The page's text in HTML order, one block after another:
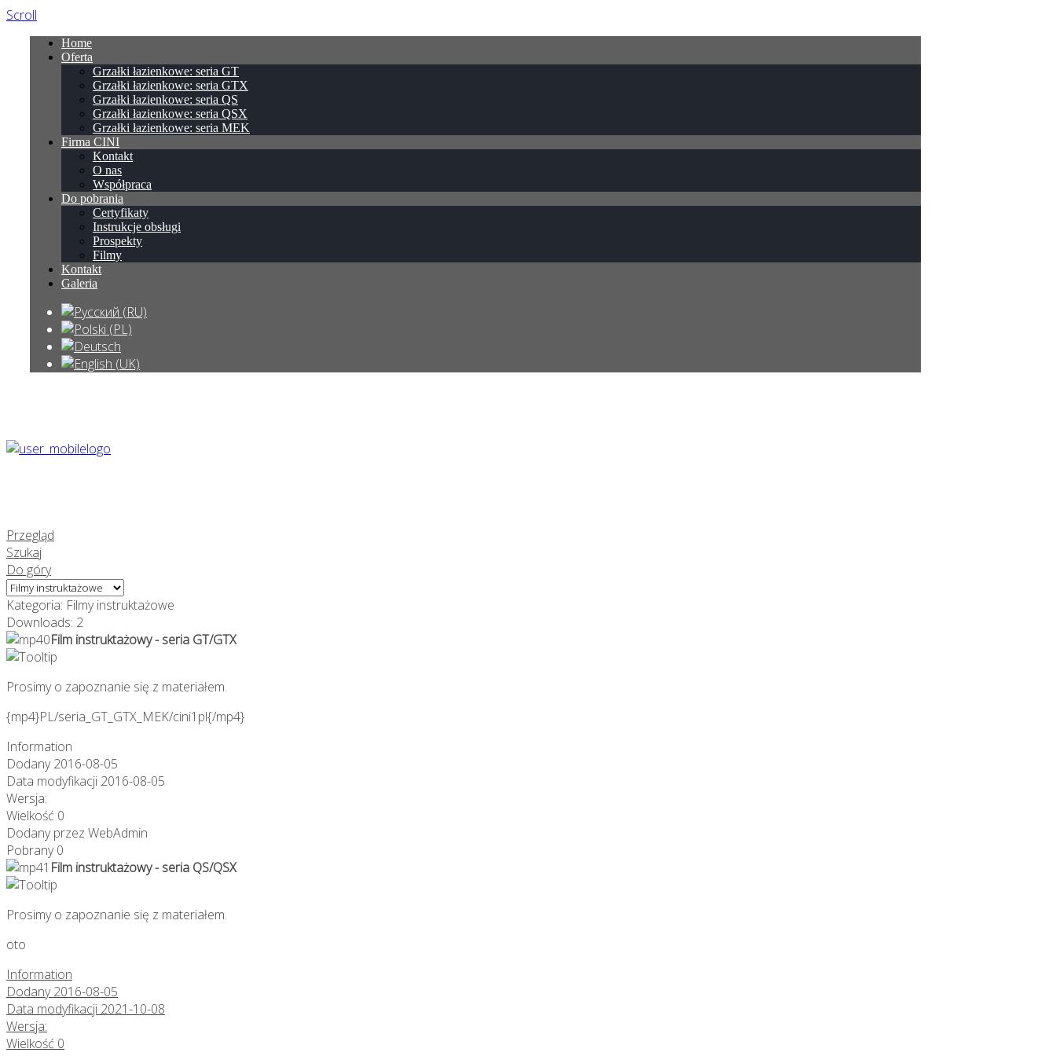
Scroll
Home
Oferta
Grzałki łazienkowe: seria GT
Grzałki łazienkowe: seria GTX
Grzałki łazienkowe: seria QS
Grzałki łazienkowe: seria QSX
Grzałki łazienkowe: seria MEK
Firma CINI
Kontakt
O nas
Współpraca
Do pobrania
Certyfikaty
Instrukcje obsługi
Prospekty
Filmy
Kontakt
Galeria
Przegląd
Szukaj
Do góry
Kategoria: Filmy instruktażowe
Downloads: 2
Film instruktażowy - seria GT/GTX
Prosimy o zapoznanie się z materiałem.
{mp4}PL/seria_GT_GTX_MEK/cini1pl{/mp4}
Information
Dodany 2016-08-05
Data modyfikacji 2016-08-05
Wersja:
Wielkość 0
Dodany przez WebAdmin
Pobrany 0
Film instruktażowy - seria QS/QSX
Prosimy o zapoznanie się z materiałem.
oto
Information
Dodany 2016-08-05
Data modyfikacji 2021-10-08
Wersja:
Wielkość 0